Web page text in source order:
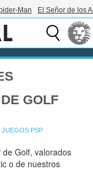
Man El Señor de los
GOLF
JUEGOS PSP
Golf, valorados
o de nuestros